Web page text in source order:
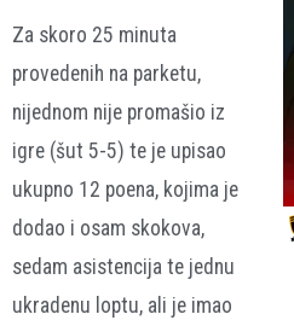
Za skoro 25 minuta
provedenih na parketu,
nijednom nije promašio iz
igre (šut 5-5) te je upisao
ukupno 12 poena, kojima je
dodao i osam skokova,
sedam asistencija te jednu
ukradenu loptu, ali je imao